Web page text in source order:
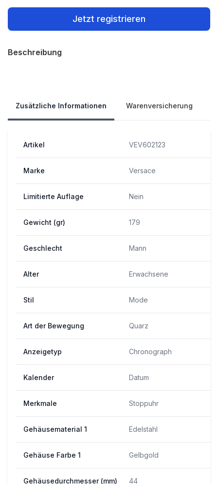
Jetzt registrieren
Beschreibung
Zusätzliche Informationen Warenversicherung
Artikel VEV602123
Marke Versace
Limitierte Auflage Nein
Gewicht (gr) 179
Geschlecht Mann
Alter Erwachsene
Stil Mode
Art der Bewegung Quarz
Anzeigetyp Chronograph
Kalender Datum
Merkmale Stoppuhr
Gehäusematerial 1 Edelstahl
Gehäuse Farbe 1 Gelbgold
Gehäusedurchmesser (mm) 44